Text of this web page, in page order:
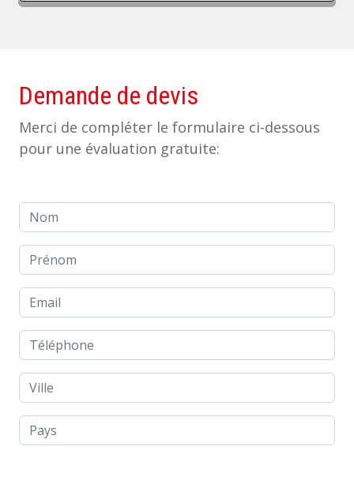
Demande de devis
Merci de compléter le formulaire ci-dessous
pour une évaluation gratuite:
Nom
Prénom
Email
Téléphone
Ville
Pays